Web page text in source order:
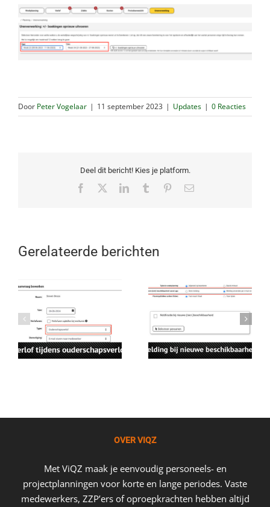
Door Peter Vogelaar | 11 september 2023 | Updates | 0 Reacties
Deel dit bericht! Kies je platform.
Facebook LinkedInTumblr Pinterest
E-
Gerelateerde berichten
OVER VIQZ
Met ViQZ maak je eenvoudig personeels- en
projectplanningen voor korte en lange periodes. Vaste
medewerkers, ZZP’ers of oproepkrachten hebben altijd